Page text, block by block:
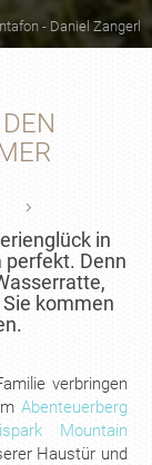
- Daniel Zangerl
in
Denn
kommen
verbringen
Abenteuerberg
Mountain
Haustür und